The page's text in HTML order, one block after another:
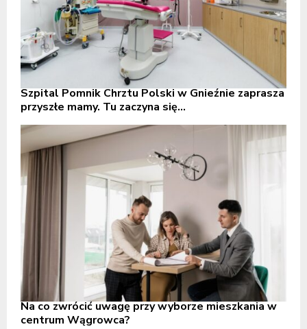
Szpital Pomnik Chrztu Polski w Gnieźnie zaprasza
przyszłe mamy. Tu zaczyna się...
Na co zwrócić uwagę przy wyborze mieszkania w
centrum Wągrowca?